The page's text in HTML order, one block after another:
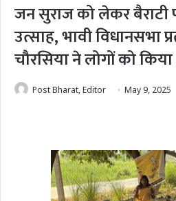
जन सुराज को लेकर बैराटी
उत्साह, भावी विधानसभा
चौरसिया ने लोगों को
Post Bharat, Editor May 9, 2025